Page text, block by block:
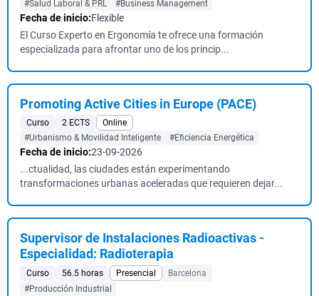
#Salud Laboral & PRL
#Business Management
Fecha de inicio:Flexible
El Curso Experto en Ergonomía te ofrece una formación
especializada para afrontar uno de los princip...
Promoting Active Cities in Europe (PACE)
Curso 2 ECTS
Online
#Urbanismo & Movilidad Inteligente
#Eficiencia Energética
Fecha de inicio:23-09-2026
...ctualidad, las ciudades están experimentando
transformaciones urbanas aceleradas que requieren dejar...
Supervisor de Instalaciones Radioactivas -
Especialidad: Radioterapia
Curso 56.5 horas Presencial
Barcelona
#Producción Industrial